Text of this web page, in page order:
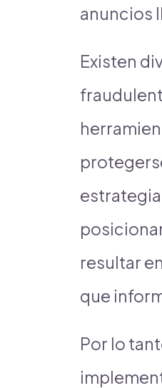
anuncios
Existen
resultar
que
Por lo